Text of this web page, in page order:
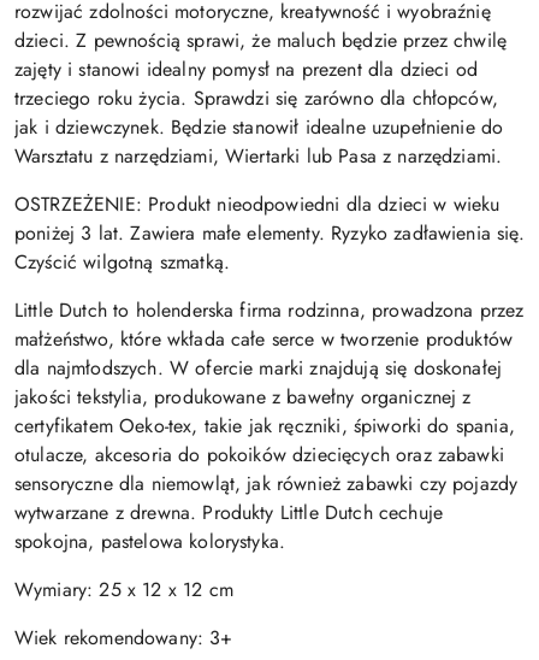
rozwijać zdolności motoryczne, kreatywność i wyobraźnię
dzieci. Z pewnością sprawi, że maluch będzie przez chwilę
zajęty i stanowi idealny pomysł na prezent dla dzieci od
trzeciego roku życia. Sprawdzi się zarówno dla chłopców,
jak i dziewczynek. Będzie stanowił idealne uzupełnienie do
Warsztatu z narzędziami, Wiertarki lub Pasa z narzędziami.
OSTRZEŻENIE: Produkt nieodpowiedni dla dzieci w wieku
poniżej 3 lat. Zawiera małe elementy. Ryzyko zadławienia się.
Czyścić wilgotną szmatką.
Little Dutch to holenderska firma rodzinna, prowadzona przez
małżeństwo, które wkłada całe serce w tworzenie produktów
dla najmłodszych. W ofercie marki znajdują się doskonałej
jakości tekstylia, produkowane z bawełny organicznej z
certyfikatem Oeko-tex, takie jak ręczniki, śpiworki do spania,
otulacze, akcesoria do pokoików dziecięcych oraz zabawki
sensoryczne dla niemowląt, jak również zabawki czy pojazdy
wytwarzane z drewna. Produkty Little Dutchcechuje
spokojna, pastelowa kolorystyka.
Wymiary: 25 x 12 x 12 cm
Wiek rekomendowany: 3+